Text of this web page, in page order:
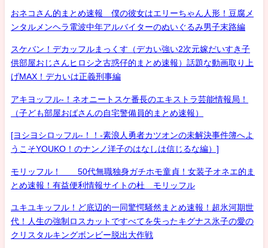
おネコさん的まとめ速報 僕の彼女はエリーちゃん人形！豆腐メ
ンタルメンヘラ電波中年アルバイターのぬいぐるみ男子末路編
スケバン！デカッフルまっくす（デカい強い2次元嫁だいすき子
供部屋おじさんヒロシ之古惑仔的まとめ速報）話題な動画取り上
げMAX！デカいは正義刑事編
アキヨッフル-！ネオニートスケ番長のエキストラ芸能情報局！
（子ども部屋おばさんの自宅警備員的まとめ速報）
[ヨシヨシロッフル-！！-素浪人勇者カツオンの未解決事件簿へよ
うこそYOUKO！のナンノ洋子のはなしは信じるな編）]
モリッフル！ 50代無職独身ガチホモ童貞！女装子オネエ的ま
とめ速報！有益便利情報サイトの杜 モリッフル
ユキユキッフル！ど底辺的一同驚愕騒然まとめ速報！超氷河期世
代！人生の強制ロスカットですべてを失ったキグナス氷子の愛の
クリスタルキングボンビー脱出大作戦